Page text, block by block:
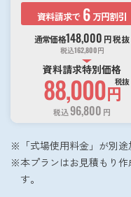
資料請求で 6 万円割引
通常価格148,000 円税抜
税込162,800円
資料請求特別価格
88,000円
税抜
税込96,800 円
「式場使用料金」が別途
本プランはお見積もり
す。